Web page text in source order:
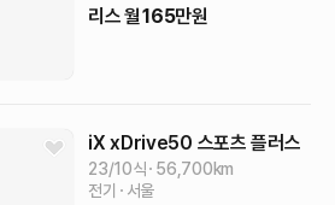
리스월165만원
iX xDrive50 스포츠 플러스
23/10식 56,700km
전기
서울